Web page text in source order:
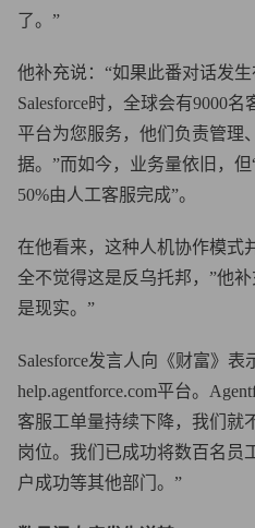
了。”
他补充说：“如果此番对话发
Salesforce时，全球会有9000
平台为您服务，他们负责管理
据。”而如今，业务量依旧，但
50%由人工客服完成”。
在他看来，这种人机协作模式
全不觉得这是反乌托邦，”他
是现实。”
Salesforce发言人向《财富》
help.agentforce.com平台。
客服工单量持续下降，我们就
岗位。我们已成功将数百名员
户成功等其他部门。”